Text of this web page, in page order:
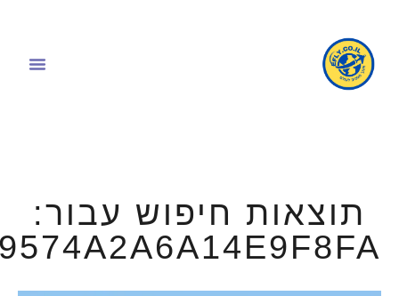
תוצאות חיפוש עבור: